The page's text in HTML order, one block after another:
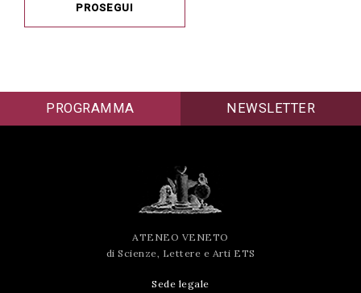
PROSEGUI
PROGRAMMA NEWSLETTER
ATENEO VENETO
di Scienze, Lettere e Arti ETS
Sede legale